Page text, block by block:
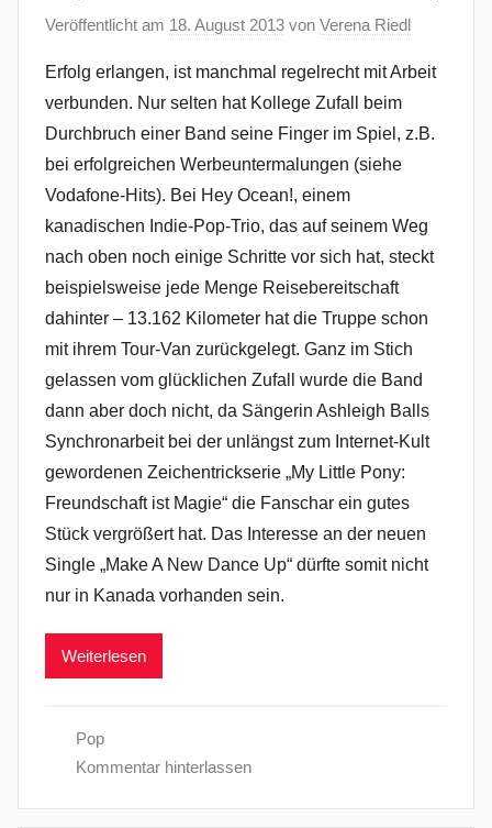
Veröffentlicht am 18. August 2013 von Verena Riedl
Erfolg erlangen, ist manchmal regelrecht mit Arbeit
verbunden. Nur selten hat Kollege Zufall beim
Durchbruch einer Band seine Finger im Spiel, z.B.
bei erfolgreichen Werbeuntermalungen (siehe
Vodafone-Hits). Bei Hey Ocean!, einem
kanadischen Indie-Pop-Trio, das auf seinem Weg
nach oben noch einige Schritte vor sich hat, steckt
beispielsweise jede Menge Reisebereitschaft
dahinter – 13.162 Kilometer hat die Truppe schon
mit ihrem Tour-Van zurückgelegt. Ganz im Stich
gelassen vom glücklichen Zufall wurde die Band
dann aber doch nicht, da Sängerin Ashleigh Balls
Synchronarbeit bei der unlängst zum Internet-Kult
gewordenen Zeichentrickserie „My Little Pony:
Freundschaft ist Magie“ die Fanschar ein gutes
Stück vergrößert hat. Das Interesse an der neuen
Single „Make A New Dance Up“ dürfte somit nicht
nur in Kanada vorhanden sein.
Weiterlesen
Pop
Kommentar hinterlassen